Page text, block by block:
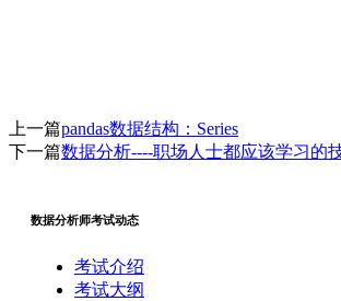
上一篇pandas数据结构：Series
下一篇数据分析----职场人士都应该学习的
数据分析师考试动态
考试介绍
考试大纲